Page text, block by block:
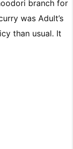
branch for
was Adult’s
than usual. It